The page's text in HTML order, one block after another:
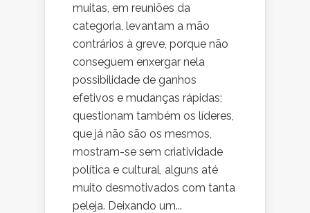
muitas, em reuniões da
categoria, levantam a mão
contrários à greve, porque não
conseguem enxergar nela
possibilidade de ganhos
efetivos e mudanças rápidas;
questionam também os líderes,
que já não são os mesmos,
mostram-se sem criatividade
política e cultural, alguns até
muito desmotivados com tanta
peleja. Deixando um...